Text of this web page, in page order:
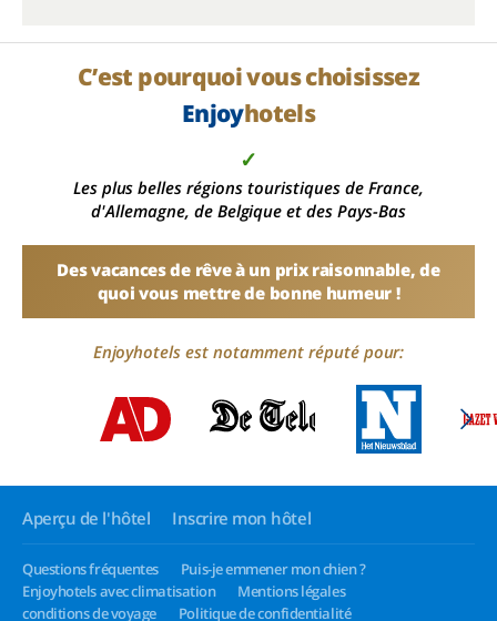
C’est pourquoi vous choisissez
Enjoyhotels
✓
Les plus belles régions touristiques de France,
d'Allemagne, de Belgique et des Pays-Bas
Des vacances de rêve à un prix raisonnable, de
quoi vous mettre de bonne humeur !
Enjoyhotels est notamment réputé pour:
Aperçu de l'hôtel Inscrire mon hôtel
Questions fréquentes
Puis-je emmener mon chien ?
Enjoyhotels avec climatisation
Mentions légales
conditions de voyage
Politique de confidentialité